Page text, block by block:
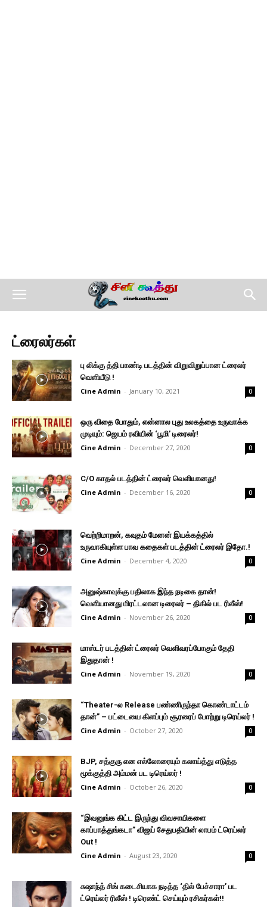
ட்ரைலர்கள்
பு லிக்கு த்தி பாண்டி படத்தின் விறுவிறுப்பான ட்ரைலர்
வெளியீடு !
Cine Admin - January 10, 2021 0
ஒரு விதை போதும், என்னால புது உலகத்தை உருவாக்க
முடியும்: ஜெயம் ரவியின் ‘பூமி’ டிரைலர்!
Cine Admin - December 27, 2020 0
C/O காதல் படத்தின் ட்ரைலர் வெளியானது!
Cine Admin - December 16, 2020 0
வெற்றிமாறன், கவுதம் மேனன் இயக்கத்தில்
உருவாகியுள்ள பாவ கதைகள் படத்தின் ட்ரைலர் இதோ.!
Cine Admin - December 4, 2020 0
அனுஷ்காவுக்கு பதிலாக இந்த நடிகை தான்!
வெளியானது மிரட்டலான டிரைலர் – திகில் பட ரிலீஸ்!
Cine Admin - November 26, 2020 0
மாஸ்டர் படத்தின் ட்ரைலர் வெளிவரப்போகும் தேதி
இதுதான் !
Cine Admin - November 19, 2020 0
“Theater-ல Release பண்ணிருந்தா கொண்டாட்டம்
தான்” – பட்டையை கிளப்பும் சூரரைப் போற்று டிரெய்லர் !
Cine Admin - October 27, 2020 0
BJP, சத்குரு என எல்லோரையும் கலாய்த்து எடுத்த
மூக்குத்தி அம்மன் பட டிரெய்லர் !
Cine Admin - October 26, 2020 0
“இவனுங்க கிட்ட இருந்து விவசாயிகளை
காப்பாத்துங்கடா” விஜய் சேதுபதியின் லாபம் ட்ரெய்லர்
Out !
Cine Admin - August 23, 2020 0
சுஷாந்த் சிங் கடைசியாக நடித்த ‘தில் பேச்சாரா’ பட
ட்ரெய்லர் ரிலீஸ் ! டிரெண்ட் செய்யும் ரசிகர்கள்!!